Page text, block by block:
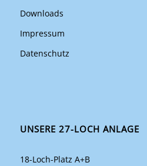
Downloads
Impressum
Datenschutz
UNSERE 27-LOCH ANLAGE
18-Loch-Platz A+B